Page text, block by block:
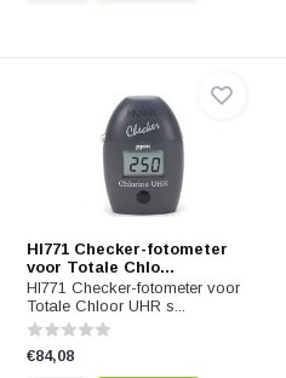
HI771 Checker-fotometer
voor Totale Chlo...
HI771 Checker-fotometer voor
Totale Chloor UHR s...
€84,08